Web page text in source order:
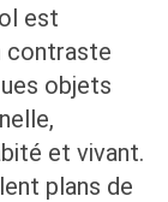
est
contraste
objets
et vivant.
plans de